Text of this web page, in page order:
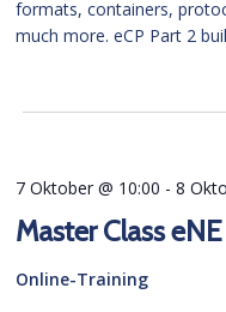
formats, containers,
much more. eCP Part 2
Master Class
7 Oktober @ 10:00 -8
Online-Training